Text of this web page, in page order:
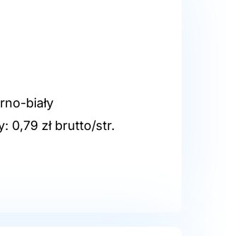
biały
0,79 zł brutto/str.